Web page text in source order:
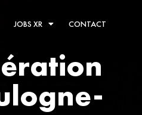
JOBS XR CONTACT